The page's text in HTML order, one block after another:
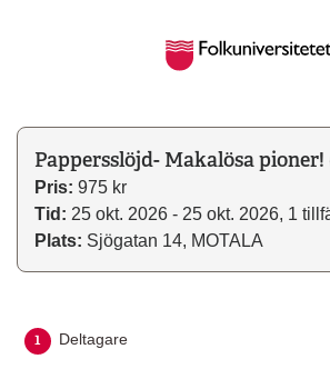
Pappersslöjd- Makalösa pioner!
Pris: 975 kr
Tid: 25 okt. 2026 - 25 okt. 2026, 1
Plats: Sjögatan 14, MOTALA
1 Aktuellt steg
Deltagare